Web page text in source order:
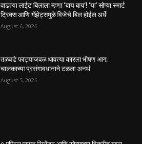
वाढत्या लाईट बिलाला म्हणा ‘बाय बाय’! ‘या’ सोप्या स्मार्ट
ट्रिक्स आणि गॅझेट्समुळे विजेचे बिल होईल अर्धे
August 6, 2026
तळवडे फाट्याजवळ धावत्या कारला भीषण आग;
चालकाच्या प्रसंगावधानाने टळला अनर्थ
August 5, 2026